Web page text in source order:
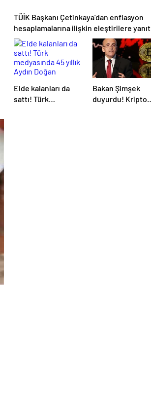
TÜİK Başkanı Çetinkaya’dan enflasyon
hesaplamalarına ilişkin eleştirilere yanıt
Elde kalanları da
sattı! Türk
Bakan Şimşek
duyurdu! Kripto